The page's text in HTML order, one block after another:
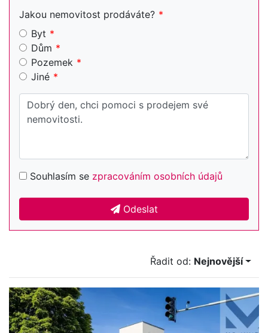
Jakou nemovitost prodáváte?
Byt
Dům
Pozemek
Jiné
Souhlasím se zpracováním osobních údajů
Odeslat
Řadit od: Nejnovější